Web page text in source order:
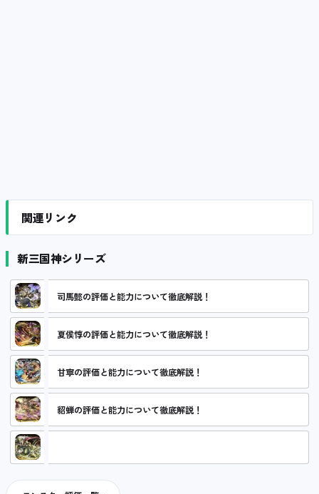
関連リンク
新三国神シリーズ
司馬懿の評価と能力について徹底解説！
夏侯惇の評価と能力について徹底解説！
甘寧の評価と能力について徹底解説！
貂蝉の評価と能力について徹底解説！